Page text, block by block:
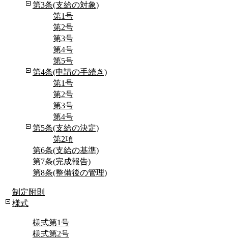
第3条(支給の対象)
第1号
第2号
第3号
第4号
第5号
第4条(申請の手続き)
第1号
第2号
第3号
第4号
第5条(支給の決定)
第2項
第6条(支給の基準)
第7条(完成報告)
第8条(整備後の管理)
制定附則
様式
様式第1号
様式第2号